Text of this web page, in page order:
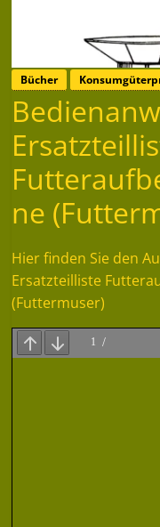
Bücher
ne
Hier finden Sie den
Ersatzteilliste
(Futtermuser)